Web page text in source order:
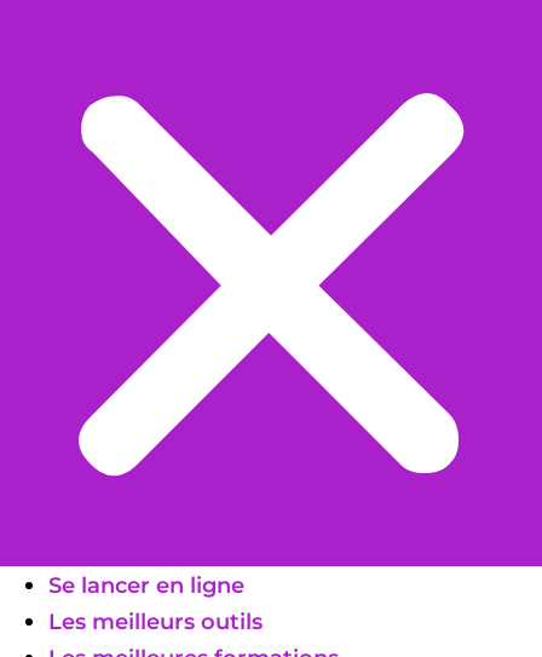
Se lancer en ligne
Les meilleurs outils